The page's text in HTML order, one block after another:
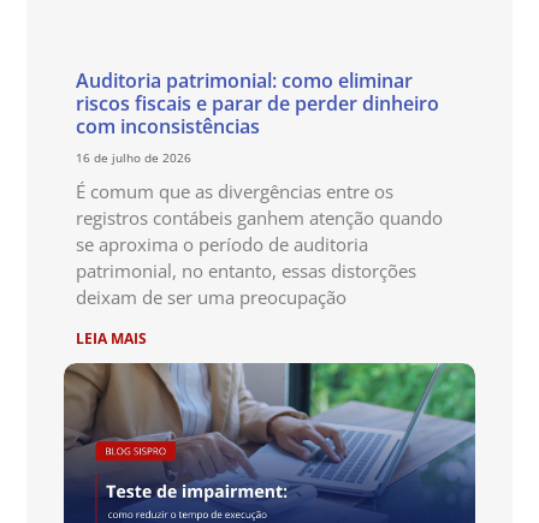
Auditoria patrimonial: como eliminar
riscos fiscais e parar de perder dinheiro
com inconsistências
16 de julho de 2026
É comum que as divergências entre os
registros contábeis ganhem atenção quando
se aproxima o período de auditoria
patrimonial, no entanto, essas distorções
deixam de ser uma preocupação
LEIA MAIS